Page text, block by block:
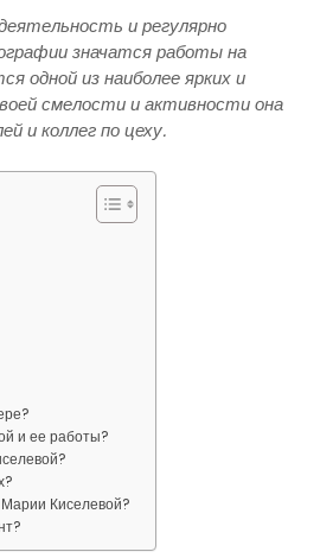
и регулярно
значатся работы на
одной из наиболее ярких и
смелости и активности она
и коллег по цеху.
и ее работы?
Киселевой?